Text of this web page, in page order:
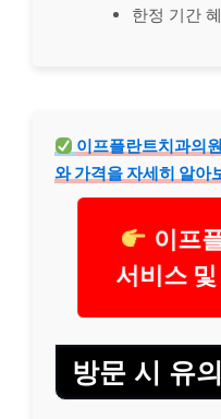
한정 기간
이프플란트치과의
와 가격을 자세히 알아
이프
서비스
방문 시 유